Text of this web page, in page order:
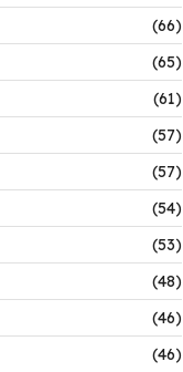
(66)
(65)
(61)
(57)
(57)
(54)
(53)
(48)
(46)
(46)